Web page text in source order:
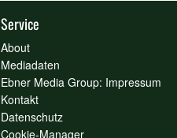
Service
About
Mediadaten
Ebner Media Group: Impressum
Kontakt
Datenschutz
Cookie-Manager